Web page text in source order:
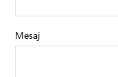
Mesaj